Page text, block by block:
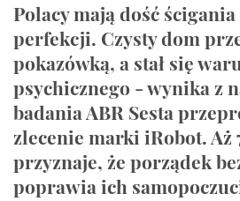
Polacy mają dość
perfekcji. Czysty dom
pokazówką, a stał się
psychicznego - wynika z
badania ABR Sesta
zlecenie marki iRobot. Aż
przyznaje, że porządek
poprawia ich